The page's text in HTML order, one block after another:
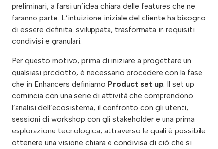
preliminari, a farsi un’idea chiara delle features che ne
faranno parte. L’intuizione iniziale del cliente ha bisogno
di essere definita, sviluppata, trasformata in requisiti
condivisi e granulari.
Per questo motivo, prima di iniziare a progettare un
qualsiasi prodotto, è necessario procedere con la fase
che in Enhancers definiamo Product set up. Il set up
comincia con una serie di attività che comprendono
l’analisi dell’ecosistema, il confronto con gli utenti,
sessioni di workshop con gli stakeholder e una prima
esplorazione tecnologica, attraverso le quali è possibile
ottenere una visione chiara e condivisa di ciò che si